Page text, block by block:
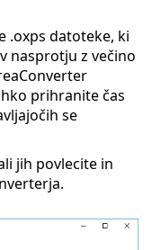
.oxps datoteke, ki
nasprotju z večino
prihranite čas
se
jih povlecite in